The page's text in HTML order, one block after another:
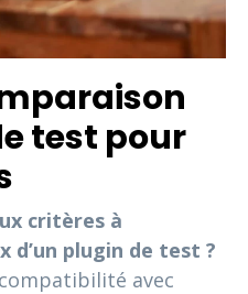
test pour
critères à
d’un plugin de test ?
avec